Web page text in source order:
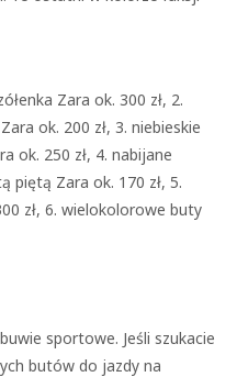
Zara ok. 300 zł, 2.
ok. 200 zł, 3. niebieskie
ok. 250 zł, 4. nabijane
piętą Zara ok. 170 zł, 5.
zł, 6. wielokolorowe buty
sportowe. Jeśli szukacie
butów do jazdy na